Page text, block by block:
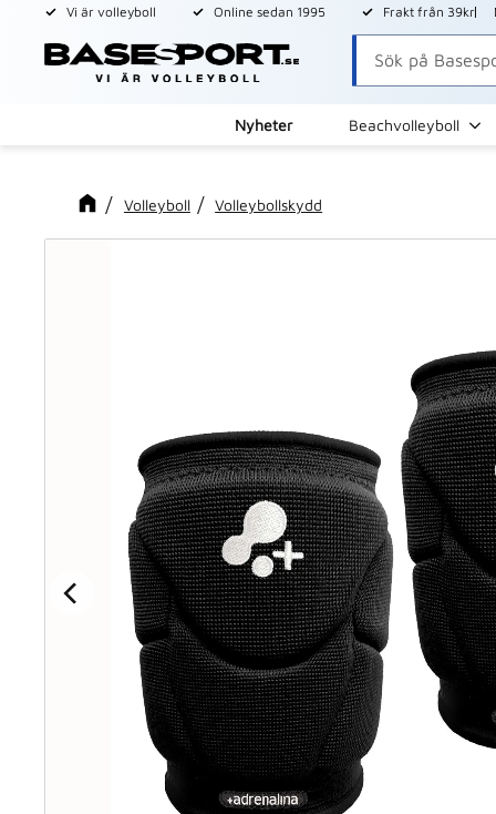
Vi är volleyboll Online sedan 1995 Frakt från 39kr
Nyheter Beachvolleyboll
Volleyboll Volleybollskydd